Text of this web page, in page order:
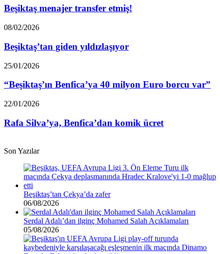
transfer
etmiş!
Beşiktaş menajer transfer etmiş!
Beşiktaş’tan
yıldızlaşıyor
08/02/2026
Beşiktaş’tan giden yıldızlaşıyor
“Beşiktaş’ın
40
milyon
Euro
var”
25/01/2026
“Beşiktaş’ın Benfica’ya 40 milyon Euro borcu var”
Rafa
Benfica’dan
komik
22/01/2026
Rafa Silva’ya, Benfica’dan komik ücret
Son Yazılar
Beşiktaş’tan Çekya’da zafer
06/08/2026
Serdal Adalı’dan ilginç Mohamed Salah Açıklamaları
05/08/2026